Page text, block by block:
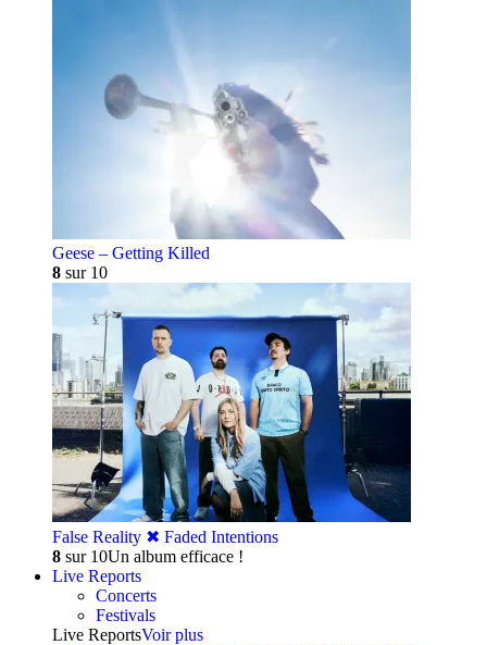
Geese – Getting Killed
8 sur 10
False Reality ✖︎ Faded Intentions
8 sur 10Un album efficace !
Live Reports
Concerts
Festivals
Live ReportsVoir plus